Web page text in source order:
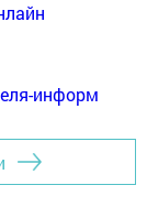
информ